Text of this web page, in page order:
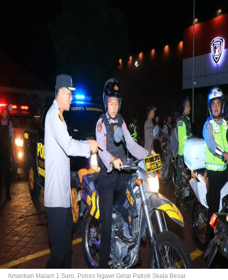
Amankan Malam 1 Suro, Polres Ngawi Gelar Patroli Skala Besar